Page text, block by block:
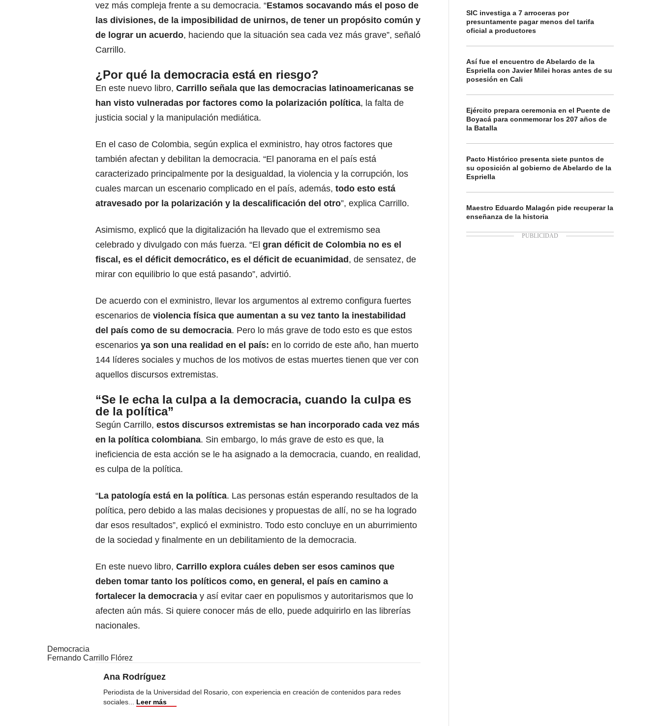
vez más compleja frente a su democracia. “Estamos socavando más el poso de
las divisiones, de la imposibilidad de unirnos, de tener un propósito común y
de lograr un acuerdo, haciendo que la situación sea cada vez más grave”, señaló
Carrillo.
¿Por qué la democracia está en riesgo?
En este nuevo libro, Carrillo señala que las democracias latinoamericanas se
han visto vulneradas por factores como la polarización política, la falta de
justicia social y la manipulación mediática.
En el caso de Colombia, según explica el exministro, hay otros factores que
también afectan y debilitan la democracia. “El panorama en el país está
caracterizado principalmente por la desigualdad, la violencia y la corrupción, los
cuales marcan un escenario complicado en el país, además, todo esto está
atravesado por la polarización y la descalificación del otro”, explica Carrillo.
Asimismo, explicó que la digitalización ha llevado que el extremismo sea
celebrado y divulgado con más fuerza. “El gran déficit de Colombia no es el
fiscal, es el déficit democrático, es el déficit de ecuanimidad , de sensatez, de
mirar con equilibrio lo que está pasando”, advirtió.
De acuerdo con el exministro, llevar los argumentos al extremo configura fuertes
escenarios de violencia física que aumentan a su vez tanto la inestabilidad
del país como de su democracia. Pero lo más grave de todo esto es que estos
escenarios ya son una realidad en el país: en lo corrido de este año, han muerto
144 líderes sociales y muchos de los motivos de estas muertes tienen que ver con
aquellos discursos extremistas.
“Se le echa la culpa a la democracia, cuando la culpa es
de la política”
Según Carrillo, estos discursos extremistas se han incorporado cada vez más
en la política colombiana. Sin embargo, lo más grave de esto es que, la
ineficiencia de esta acción se le ha asignado a la democracia, cuando, en realidad,
es culpa de la política.
“La patología está en la política. Las personas están esperando resultados de la
política, pero debido a las malas decisiones y propuestas de allí, no se ha logrado
dar esos resultados”, explicó el exministro. Todo esto concluye en un aburrimiento
de la sociedad y finalmente en un debilitamiento de la democracia.
En este nuevo libro, Carrillo explora cuáles deben ser esos caminos que
deben tomar tanto los políticos como, en general, el país en camino a
fortalecer la democracia y así evitar caer en populismos y autoritarismos que lo
afecten aún más. Si quiere conocer más de ello, puede adquirirlo en las librerías
nacionales.
Democracia
Fernando Carrillo Flórez
Ana Rodríguez
Periodista de la Universidad del Rosario, con experiencia en creación de contenidos para redes
sociales... Leer más
SIC investiga a 7 arroceras por
presuntamente pagar menos del tarifa
oficial a productores
Así fue el encuentro de Abelardo de la
Espriella con Javier Milei horas antes de su
posesión en Cali
Ejército prepara ceremonia en el Puente de
Boyacá para conmemorar los 207 años de
la Batalla
Pacto Histórico presenta siete puntos de
su oposición al gobierno de Abelardo de la
Espriella
Maestro Eduardo Malagón pide recuperar la
enseñanza de la historia